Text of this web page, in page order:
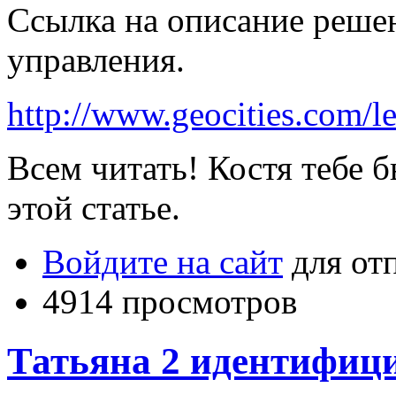
Ссылка на описание
управления.
http://www.geocities.com/
Всем читать! Костя тебе
этой статье.
Войдите на сайт для
4914 просмотров
Татьяна 2